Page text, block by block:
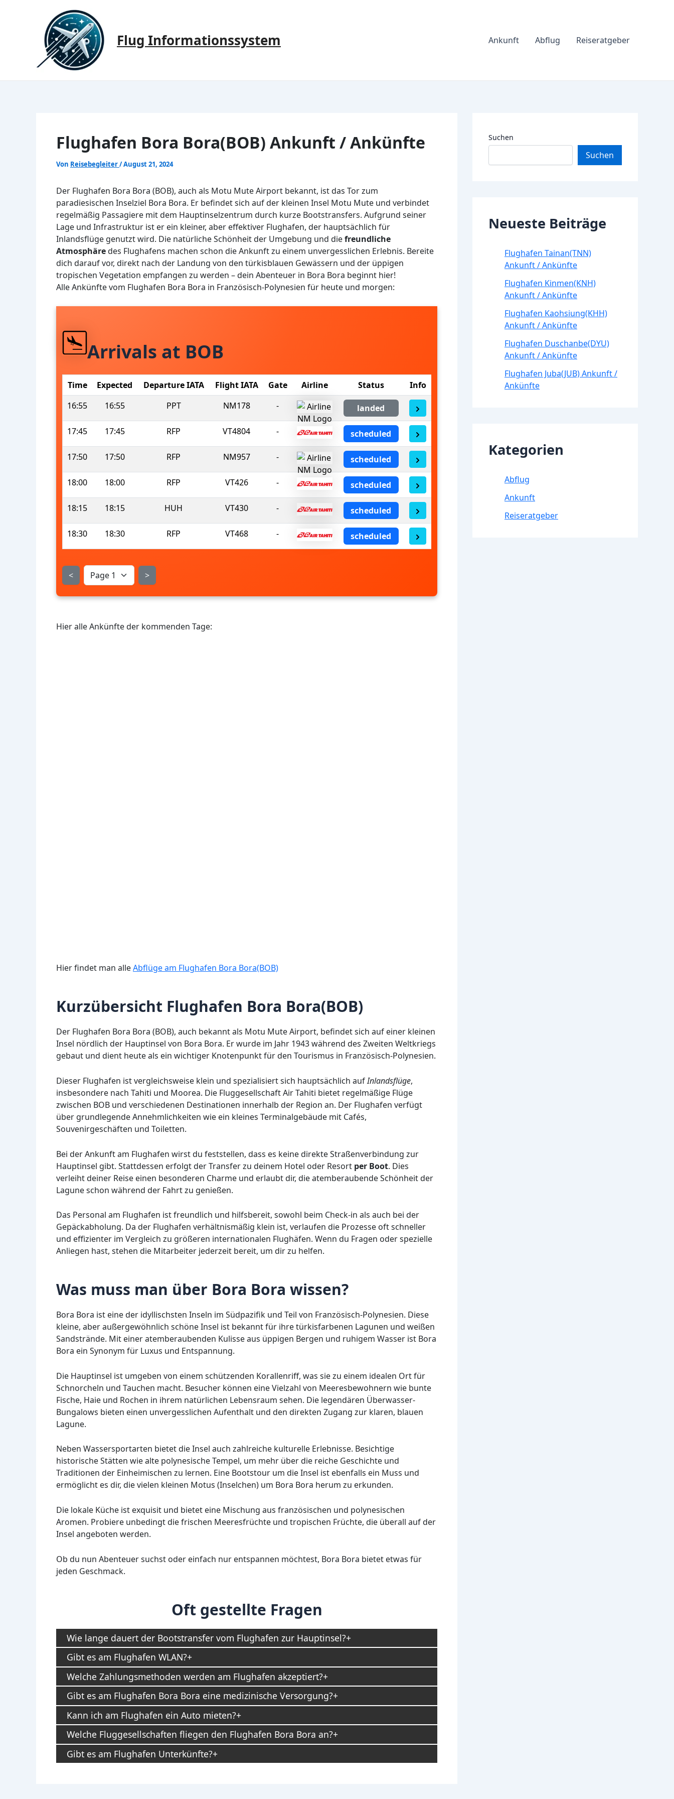
Flug Informationssystem Ankunft Abflug Reiseratgeber
Flughafen Bora Bora(BOB) Ankunft / Ankünfte
Von Reisebegleiter/August 21, 2024
Der Flughafen Bora Bora (BOB), auch als Motu Mute Airport bekannt, ist das Tor zum
paradiesischen Inselziel Bora Bora. Er befindet sich auf der kleinen Insel Motu Mute und verbindet
regelmäßig Passagiere mit dem Hauptinselzentrum durch kurze Bootstransfers. Aufgrund seiner
Lage und Infrastruktur ist er ein kleiner, aber effektiver Flughafen, der hauptsächlich für
Inlandsflüge genutzt wird. Die natürliche Schönheit der Umgebung und diefreundliche
Atmosphäredes Flughafens machen schon die Ankunft zu einem unvergesslichen Erlebnis. Bereite
dich darauf vor, direkt nach der Landung von den türkisblauen Gewässern und der üppigen
tropischen Vegetation empfangen zu werden – dein Abenteuer in Bora Bora beginnt hier!
Alle Ankünfte vom Flughafen Bora Bora in Französisch-Polynesien für heute und morgen:
Arrivals at BOB
Time Expected Departure IATA Flight IATA Gate Airline Status
Info
16:55
16:55 PPT NM178 - landed
17:45 17:45 RFP VT4804 - scheduled
17:50 17:50 RFP NM957 - scheduled
18:00 18:00 RFP VT426 - scheduled
18:15 18:15 HUH VT430 - scheduled
18:30 18:30 RFP VT468 - scheduled
< >
Hier alle Ankünfte der kommenden Tage:
Hier findet man alleAbflüge am Flughafen Bora Bora(BOB)
Kurzübersicht Flughafen Bora Bora(BOB)
Der Flughafen Bora Bora (BOB), auch bekannt als Motu Mute Airport, befindet sich auf einer kleinen
Insel nördlich der Hauptinsel von Bora Bora. Er wurde im Jahr 1943 während des Zweiten Weltkriegs
gebaut und dient heute als ein wichtiger Knotenpunkt für den Tourismus in Französisch-Polynesien.
Dieser Flughafen ist vergleichsweise klein und spezialisiert sich hauptsächlich aufInlandsflüge,
insbesondere nach Tahiti und Moorea. Die Fluggesellschaft Air Tahiti bietet regelmäßige Flüge
zwischen BOB und verschiedenen Destinationen innerhalb der Region an. Der Flughafen verfügt
über grundlegende Annehmlichkeiten wie ein kleines Terminalgebäude mit Cafés,
Souvenirgeschäften und Toiletten.
Bei der Ankunft am Flughafen wirst du feststellen, dass es keine direkte Straßenverbindung zur
Hauptinsel gibt. Stattdessen erfolgt der Transfer zu deinem Hotel oder Resort per Boot. Dies
verleiht deiner Reise einen besonderen Charme und erlaubt dir, die atemberaubende Schönheit der
Lagune schon während der Fahrt zu genießen.
Das Personal am Flughafen ist freundlich und hilfsbereit, sowohl beim Check-in als auch bei der
Gepäckabholung. Da der Flughafen verhältnismäßig klein ist, verlaufen die Prozesse oft schneller
und effizienter im Vergleich zu größeren internationalen Flughäfen. Wenn du Fragen oder spezielle
Anliegen hast, stehen die Mitarbeiter jederzeit bereit, um dir zu helfen.
Was muss man über Bora Bora wissen?
Bora Bora ist eine der idyllischsten Inseln im Südpazifik und Teil von Französisch-Polynesien. Diese
kleine, aber außergewöhnlich schöne Insel ist bekannt für ihre türkisfarbenen Lagunen und weißen
Sandstrände. Mit einer atemberaubenden Kulisse aus üppigen Bergen und ruhigem Wasser ist Bora
Bora ein Synonym für Luxus und Entspannung.
Die Hauptinsel ist umgeben von einem schützenden Korallenriff, was sie zu einem idealen Ort für
Schnorcheln und Tauchen macht. Besucher können eine Vielzahl von Meeresbewohnern wie bunte
Fische, Haie und Rochen in ihrem natürlichen Lebensraum sehen. Die legendären Überwasser-
Bungalows bieten einen unvergesslichen Aufenthalt und den direkten Zugang zur klaren, blauen
Lagune.
Neben Wassersportarten bietet die Insel auch zahlreiche kulturelle Erlebnisse. Besichtige
historische Stätten wie alte polynesische Tempel, um mehr über die reiche Geschichte und
Traditionen der Einheimischen zu lernen. Eine Bootstour um die Insel ist ebenfalls ein Muss und
ermöglicht es dir, die vielen kleinen Motus (Inselchen) um Bora Bora herum zu erkunden.
Die lokale Küche ist exquisit und bietet eine Mischung aus französischen und polynesischen
Aromen. Probiere unbedingt die frischen Meeresfrüchte und tropischen Früchte, die überall auf der
Insel angeboten werden.
Ob du nun Abenteuer suchst oder einfach nur entspannen möchtest, Bora Bora bietet etwas für
jeden Geschmack.
Oft gestellte Fragen
Wie lange dauert der Bootstransfer vom Flughafen zur Hauptinsel?
Gibt es am Flughafen WLAN?
Welche Zahlungsmethoden werden am Flughafen akzeptiert?
Gibt es am Flughafen Bora Bora eine medizinische Versorgung?
Kann ich am Flughafen ein Auto mieten?
Welche Fluggesellschaften fliegen den Flughafen Bora Bora an?
Gibt es am Flughafen Unterkünfte?
Suchen
Suchen
Neueste Beiträge
Flughafen Tainan(TNN)
Ankunft / Ankünfte
Flughafen Kinmen(KNH)
Ankunft / Ankünfte
Flughafen Kaohsiung(KHH)
Ankunft / Ankünfte
Flughafen Duschanbe(DYU)
Ankunft / Ankünfte
Flughafen Juba(JUB) Ankunft /
Ankünfte
Kategorien
Abflug
Ankunft
Reiseratgeber